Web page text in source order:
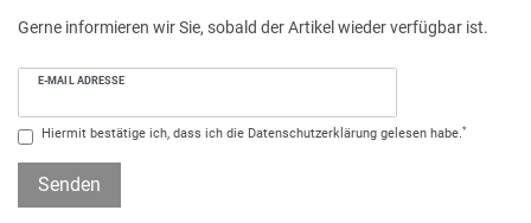
Gerne informieren wir Sie, sobald der Artikel wieder verfügbar ist.
E-MAIL ADRESSE
Hiermit bestätige ich, dass ich die Daten­schutz­erklärung gelesen habe.*
Senden